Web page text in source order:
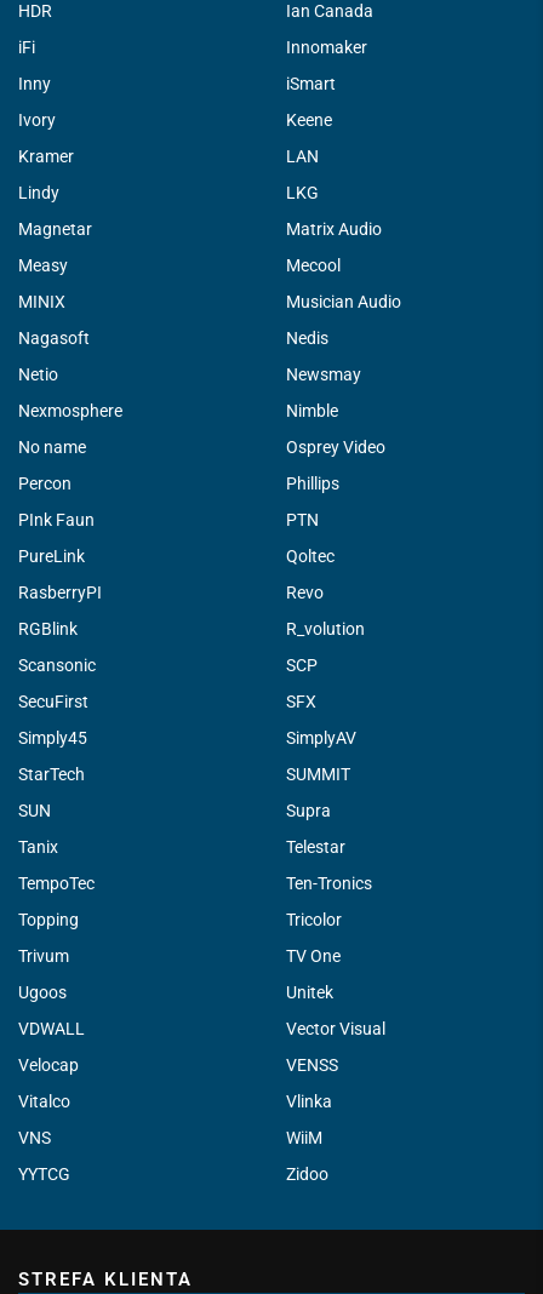
HDR
Ian Canada
iFi
Innomaker
Inny
iSmart
Ivory
Keene
Kramer
LAN
Lindy
LKG
Magnetar
Matrix Audio
Measy
Mecool
MINIX
Musician Audio
Nagasoft
Nedis
Netio
Newsmay
Nexmosphere
Nimble
No name
Osprey Video
Percon
Phillips
PInk Faun
PTN
PureLink
Qoltec
RasberryPI
Revo
RGBlink
R_volution
Scansonic
SCP
SecuFirst
SFX
Simply45
SimplyAV
StarTech
SUMMIT
SUN
Supra
Tanix
Telestar
TempoTec
Ten-Tronics
Topping
Tricolor
Trivum
TV One
Ugoos
Unitek
VDWALL
Vector Visual
Velocap
VENSS
Vitalco
Vlinka
VNS
WiiM
YYTCG
Zidoo
STREFA KLIENTA